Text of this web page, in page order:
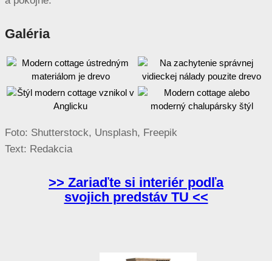
Galéria
Foto: Shutterstock, Unsplash, Freepik
Text: Redakcia
>> Zariaďte si interiér podľa
svojich predstáv TU <<